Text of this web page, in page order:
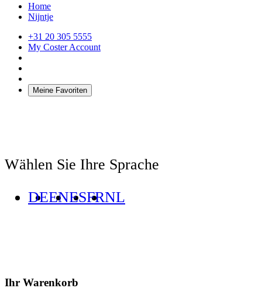
Home
Nijntje
+31 20 305 5555
My Coster Account
Meine Favoriten
Wählen Sie Ihre Sprache
DEENESFRNL
Ihr Warenkorb